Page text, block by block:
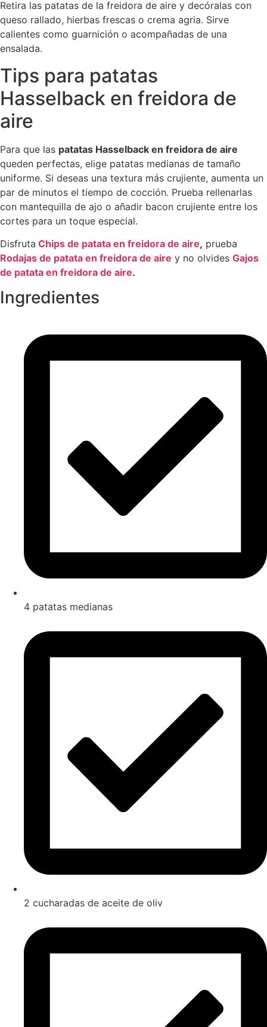
Retira las patatas de la freidora de aire y decóralas con
queso rallado, hierbas frescas o crema agria. Sirve
calientes como guarnición o acompañadas de una
ensalada.
Tips para patatas
Hasselback en freidora de
aire
Para que las patatas Hasselback en freidora de aire
queden perfectas, elige patatas medianas de tamaño
uniforme. Si deseas una textura más crujiente, aumenta un
par de minutos el tiempo de cocción. Prueba rellenarlas
con mantequilla de ajo o añadir bacon crujiente entre los
cortes para un toque especial.
Disfruta Chips de patata en freidora de aire, prueba
Rodajas de patata en freidora de aire y no olvides Gajos
de patata en freidora de aire.
Ingredientes
4 patatas medianas
2 cucharadas de aceite de oliv